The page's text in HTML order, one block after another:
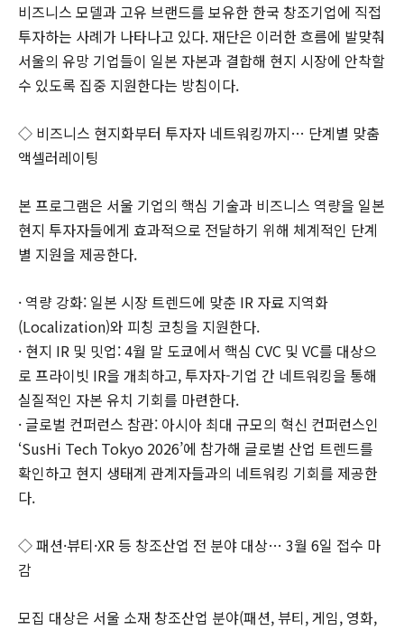
비즈니스 모델과 고유 브랜드를 보유한 한국 창조기업에 직접
투자하는 사례가 나타나고 있다. 재단은 이러한 흐름에 발맞춰
서울의 유망 기업들이 일본 자본과 결합해 현지 시장에 안착할
수 있도록 집중 지원한다는 방침이다.
◇ 비즈니스 현지화부터 투자자 네트워킹까지… 단계별 맞춤
액셀러레이팅
본 프로그램은 서울 기업의 핵심 기술과 비즈니스 역량을 일본
현지 투자자들에게 효과적으로 전달하기 위해 체계적인 단계
별 지원을 제공한다.
· 역량 강화: 일본 시장 트렌드에 맞춘 IR 자료 지역화
(Localization)와 피칭 코칭을 지원한다.
· 현지 IR 및 밋업: 4월 말 도쿄에서 핵심 CVC 및 VC를 대상으
로 프라이빗 IR을 개최하고, 투자자-기업 간 네트워킹을 통해
실질적인 자본 유치 기회를 마련한다.
· 글로벌 컨퍼런스 참관: 아시아 최대 규모의 혁신 컨퍼런스인
‘SusHi Tech Tokyo 2026’에 참가해 글로벌 산업 트렌드를
확인하고 현지 생태계 관계자들과의 네트워킹 기회를 제공한
다.
◇ 패션·뷰티·XR 등 창조산업 전 분야 대상… 3월 6일 접수 마
감
모집 대상은 서울 소재 창조산업 분야(패션, 뷰티, 게임, 영화,